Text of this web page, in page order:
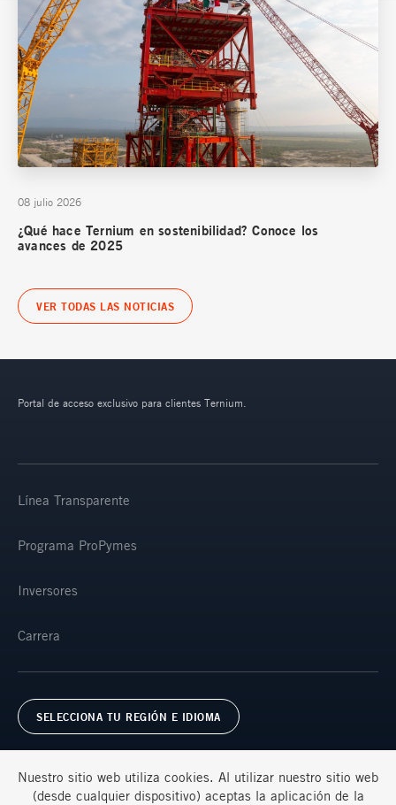
08 julio 2026
¿Qué hace Ternium en sostenibilidad? Conoce los
avances de 2025
VER TODAS LAS NOTICIAS
Portal de acceso exclusivo para clientes Ternium.
Línea Transparente
Programa ProPymes
Inversores
Carrera
SELECCIONA TU REGIÓN E IDIOMA
Nuestro sitio web utiliza cookies. Al utilizar nuestro sitio web
(desde cualquier dispositivo) aceptas la aplicación de la